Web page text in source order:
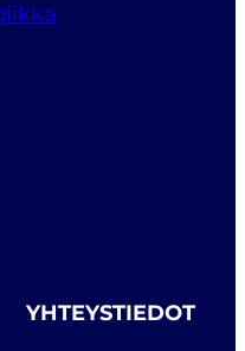
YHTEYSTIEDOT